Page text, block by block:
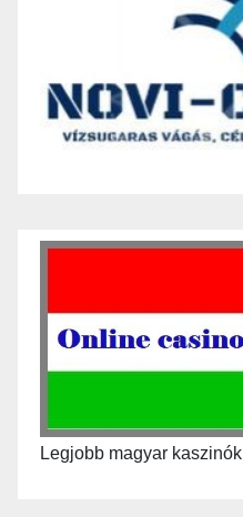
Legjobb magyar kaszinók